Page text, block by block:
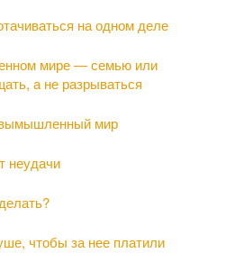
на одном деле
мире — семью или
а не разрываться
вымышленный мир
неудачи
чтобы за нее платили